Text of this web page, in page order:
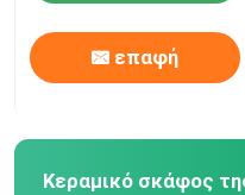
επαφή